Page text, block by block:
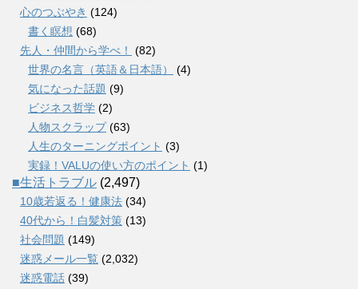
心のつぶやき (124)
書く瞑想 (68)
先人・仲間から学べ！
(82)
世界の名言（英語＆日本語）
(4)
気になった話題 (9)
ビジネス哲学 (2)
人物スクラップ(63)
人生のターニングポイント (3)
実録！VALUの使い方のポイント (1)
■生活トラブル (2,497)
10歳若返る！健康法 (34)
40代から！白髪対策 (13)
社会問題 (149)
迷惑メール一覧 (2,032)
迷惑電話 (39)